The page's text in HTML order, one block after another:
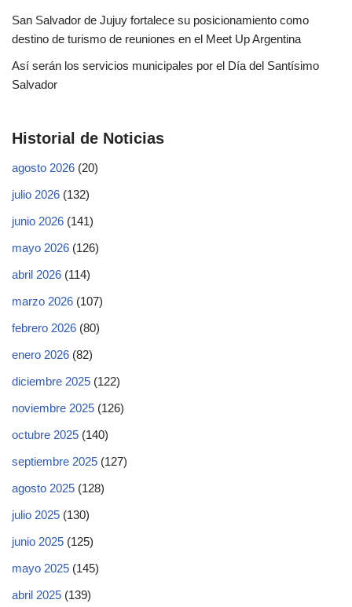
San Salvador de Jujuy fortalece su posicionamiento como
destino de turismo de reuniones en el Meet Up Argentina
Así serán los servicios municipales por el Día del Santísimo
Salvador
Historial de Noticias
agosto 2026 (20)
julio 2026 (132)
junio 2026 (141)
mayo 2026 (126)
abril 2026 (114)
marzo 2026 (107)
febrero 2026 (80)
enero 2026 (82)
diciembre 2025 (122)
noviembre 2025 (126)
octubre 2025 (140)
septiembre 2025 (127)
agosto 2025 (128)
julio 2025 (130)
junio 2025 (125)
mayo 2025 (145)
abril 2025 (139)